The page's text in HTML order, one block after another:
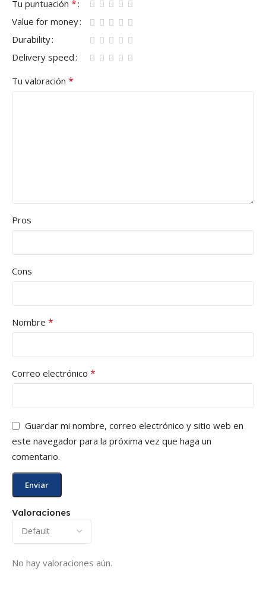
Valoraciones
No hay valoraciones aún.
Tu puntuación *
Value for money
Durability
Delivery speed
Tu valoración *
Pros
Cons
Nombre *
Correo electrónico *
Guardar mi nombre, correo electrónico y sitio web en
este navegador para la próxima vez que haga un
comentario.